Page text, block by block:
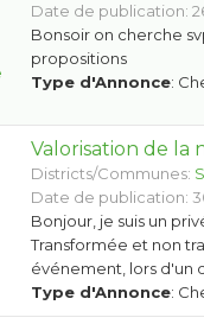
Date de publication:
Bonsoir on cherche
propositions
Type d'Annonce:
Valorisation de la
Districts/Communes:
Date de publication:
Bonjour, je suis un
Transformée et non
événement, lors d'un
Type d'Annonce: